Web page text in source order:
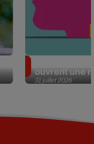
31 juillet 2026
ouvrent une